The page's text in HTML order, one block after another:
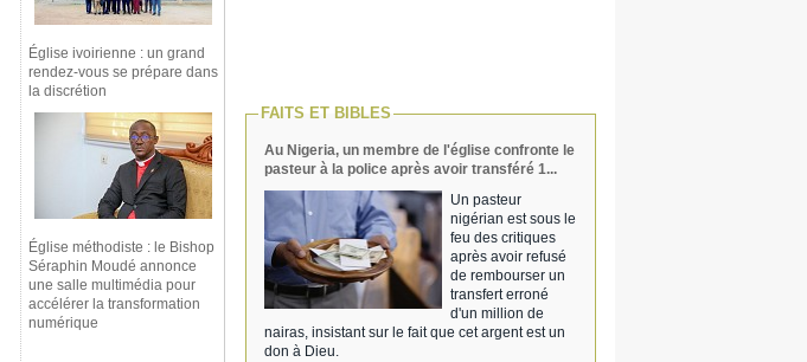
Église ivoirienne : un grand
rendez-vous se prépare dans
la discrétion
Église méthodiste : le Bishop
Séraphin Moudé annonce
une salle multimédia pour
accélérer la transformation
numérique
FAITS ET BIBLES
Au Nigeria, un membre de l'église confronte le
pasteur à la police après avoir transféré 1...
Un pasteur
nigérian est sous le
feu des critiques
après avoir refusé
de rembourser un
transfert erroné
d'un million de
nairas, insistant sur le fait que cet argent est un
don à Dieu.